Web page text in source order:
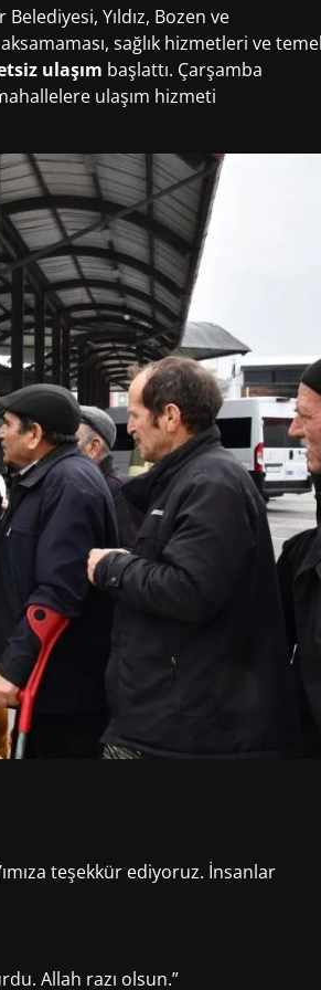
Yıldız, Bozen ve
sağlık hizmetleri ve temel
ulaşım başlattı. Çarşamba
ulaşım hizmeti
teşekkür ediyoruz. İnsanlar
Allah razı olsun.”